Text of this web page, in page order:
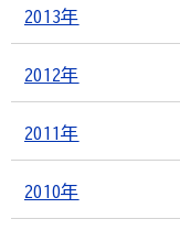
2013年
2012年
2011年
2010年